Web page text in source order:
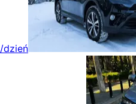
/dzień